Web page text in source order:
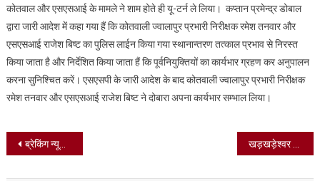
कोतवाल और एसएसआई के मामले ने शाम होते ही यू-टर्न ले लिया। कप्तान प्रमेन्द्र डोबाल
द्वारा जारी आदेश में कहा गया हैं कि कोतवाली ज्वालापुर प्रभारी निरीक्षक रमेश तनवार और
एसएसआई राजेश बिष्ट का पुलिस लाईन किया गया स्थानान्तरण तत्काल प्रभाव से निरस्त
किया जाता है और निर्देशित किया जाता हैं कि पूर्वनियुक्तियों का कार्यभार ग्रहण कर अनुपालन
करना सुनिश्चित करें। एसएसपी के जारी आदेश के बाद कोतवाली ज्वालापुर प्रभारी निरीक्षक
रमेश तनवार और एसएसआई राजेश बिष्ट ने दोबारा अपना कार्यभार सम्भाल लिया।
Post
navigation
ब्रेकिंग न्यूज – कांग्रेस ने लोकसभा चुनाव 2024 के लिए पहली सूची जारी की, राहुल गांधी वायनाड से उम्मीदवार बनाए गए।